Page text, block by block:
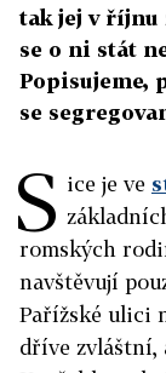
tak jej v říjnu
se o ni stát
Popisujeme,
se
S ice je ve
romských
navštěvují
Pařížské ulici
dříve zvláštní,